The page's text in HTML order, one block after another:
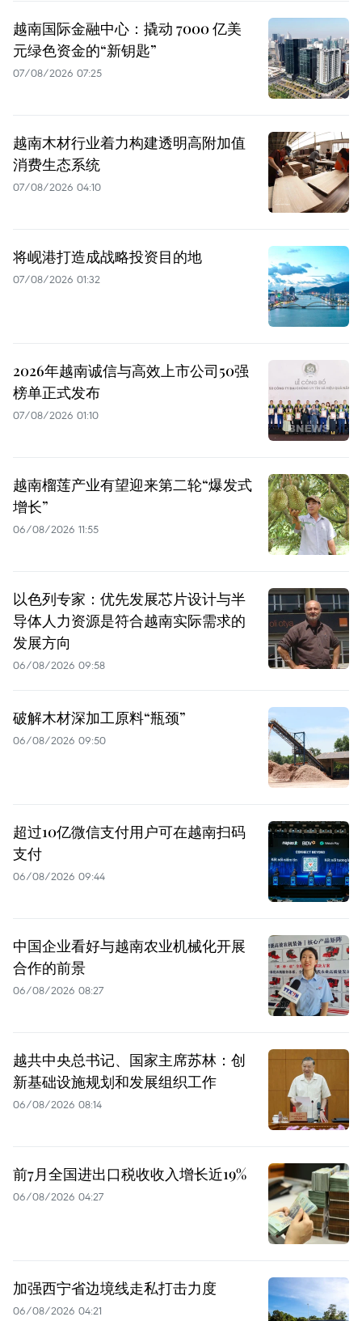
越南国际金融中心：撬动 7000 亿美
元绿色资金的“新钥匙”
07/08/2026 07:25
越南木材行业着力构建透明高附加值
消费生态系统
07/08/2026 04:10
将岘港打造成战略投资目的地
07/08/2026 01:32
2026年越南诚信与高效上市公司50强
榜单正式发布
07/08/2026 01:10
越南榴莲产业有望迎来第二轮“爆发式
增长”
06/08/2026 11:55
以色列专家：优先发展芯片设计与半
导体人力资源是符合越南实际需求的
发展方向
06/08/2026 09:58
破解木材深加工原料“瓶颈”
06/08/2026 09:50
超过10亿微信支付用户可在越南扫码
支付
06/08/2026 09:44
中国企业看好与越南农业机械化开展
合作的前景
06/08/2026 08:27
越共中央总书记、国家主席苏林：创
新基础设施规划和发展组织工作
06/08/2026 08:14
前7月全国进出口税收收入增长近19%
06/08/2026 04:27
加强西宁省边境线走私打击力度
06/08/2026 04:21